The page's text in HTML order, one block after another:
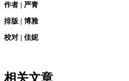
作者 | 严青
排版 | 博雅
校对 | 佳妮
相关文章